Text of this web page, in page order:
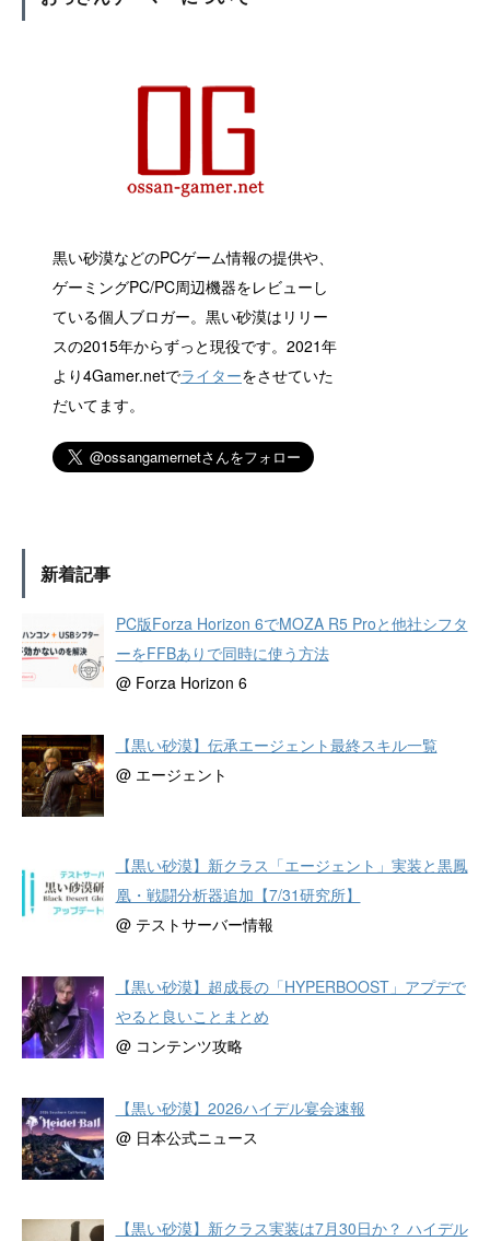
黒い砂漠などのPCゲーム情報の提供や、
ゲーミングPC/PC周辺機器をレビューし
ている個人ブロガー。黒い砂漠はリリー
スの2015年からずっと現役です。2021年
より4Gamer.netでライターをさせていた
だいてます。
新着記事
PC版Forza Horizon 6でMOZA R5 Proと他社シフタ
ーをFFBありで同時に使う方法
@ Forza Horizon 6
【黒い砂漠】伝承エージェント最終スキル一覧
@ エージェント
【黒い砂漠】新クラス「エージェント」実装と黒鳳
凰・戦闘分析器追加【7/31研究所】
@ テストサーバー情報
【黒い砂漠】超成長の「HYPERBOOST」アプデで
やると良いことまとめ
@ コンテンツ攻略
【黒い砂漠】2026ハイデル宴会速報
@ 日本公式ニュース
【黒い砂漠】新クラス実装は7月30日か？ ハイデル